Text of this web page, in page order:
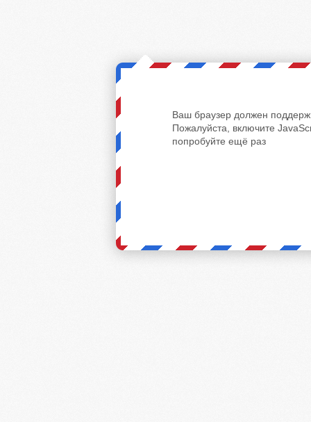
Ваш браузер должен
Пожалуйста, включите
попробуйте ещё раз